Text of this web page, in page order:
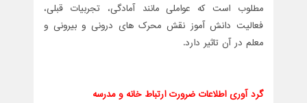
مطلوب است که عواملی مانند آمادگی، تجربیات قبلی،
فعالیت دانش آموز نقش محرک های درونی و بیرونی و
معلم در آن تاثیر دارد.
گرد آوری اطلاعات ضرورت ارتباط خانه و مدرسه